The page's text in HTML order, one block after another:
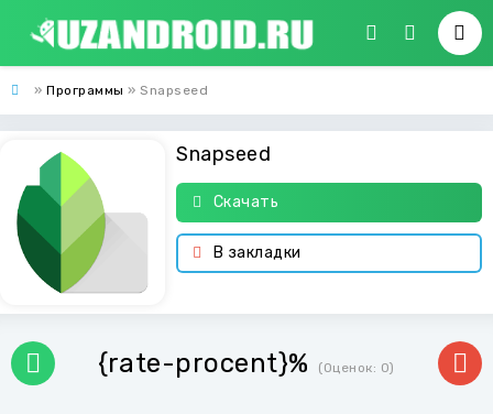
» Программы » Snapseed
Snapseed
Скачать
В закладки
{rate-procent}% (Оценок: 0)